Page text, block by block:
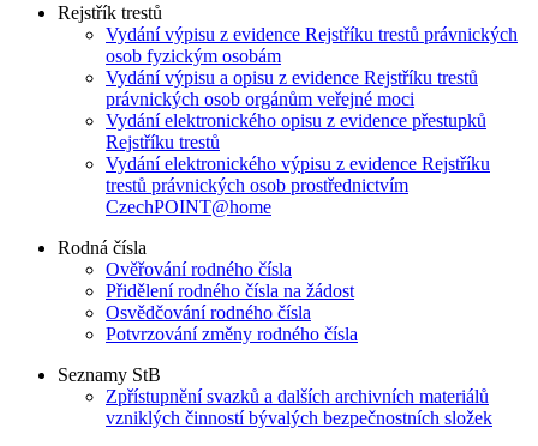
Rejstřík trestů
Vydání výpisu z evidence Rejstříku trestů právnických
osob fyzickým osobám
Vydání výpisu a opisu z evidence Rejstříku trestů
právnických osob orgánům veřejné moci
Vydání elektronického opisu z evidence přestupků
Rejstříku trestů
Vydání elektronického výpisu z evidence Rejstříku
trestů právnických osob prostřednictvím
CzechPOINT@home
Rodná čísla
Ověřování rodného čísla
Přidělení rodného čísla na žádost
Osvědčování rodného čísla
Potvrzování změny rodného čísla
Seznamy StB
Zpřístupnění svazků a dalších archivních materiálů
vzniklých činností bývalých bezpečnostních složek